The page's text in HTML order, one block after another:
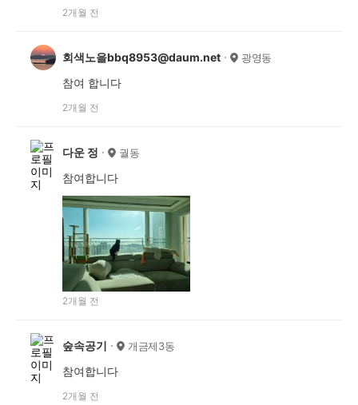
2개월 전
회색노을bbq8953@daum.net 광영동
참여 합니다
2개월 전
다운 정 궐동
참여합니다
2개월 전
숲속공기 개금제3동
참여합니다
2개월 전